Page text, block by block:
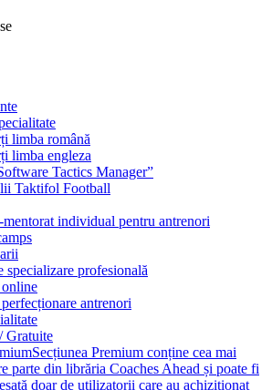
limba română
limba engleza
Tactics Manager”
Taktifol Football
individual pentru antrenori
specializare profesională
antrenori
Gratuite
Secțiunea Premium conține cea mai
parte din librăria Coaches Ahead și poate fi
doar de utilizatorii care au achiziționat